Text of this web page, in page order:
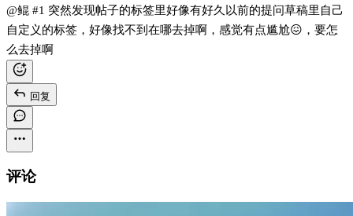
@鲲 #1 突然发现帖子的标签里好像有好久以前的提问草稿里自己
自定义的标签，好像找不到在哪去掉啊，感觉有点尴尬😖，要怎
么去掉啊
回复
评论